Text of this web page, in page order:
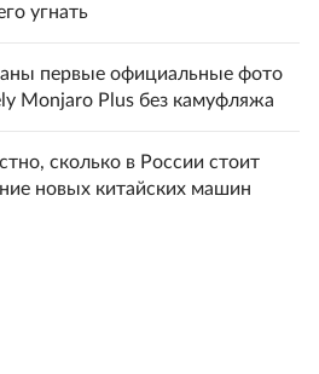
угнать
первые официальные фото
Monjaro Plus без камуфляжа
сколько в России стоит
новых китайских машин